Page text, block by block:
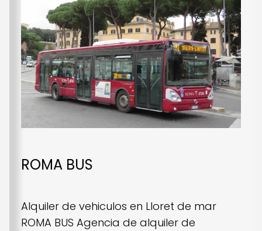
ROMA BUS
Alquiler de vehiculos en Lloret de mar
ROMA BUS Agencia de alquiler de